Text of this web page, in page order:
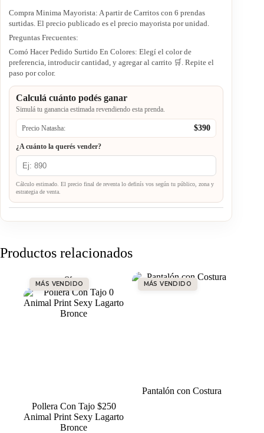
Compra Minima Mayorista: A partir de Carritos con 6 prendas
surtidas. El precio publicado es el precio mayorista por unidad.
Preguntas Frecuentes:
Comó Hacer Pedido Surtido En Colores: Elegí el color de
preferencia, introducir cantidad, y agregar al carrito 🛒. Repite el
paso por color.
Calculá cuánto podés ganar
Simulá tu ganancia estimada revendiendo esta prenda.
Precio Natasha: $390
¿A cuánto la querés vender?
Cálculo estimado. El precio final de reventa lo definís vos según tu público, zona y
estrategia de venta.
Productos relacionados
Oferta
MÁS VENDIDO
Pollera Con Tajo $250
Animal Print Sexy Lagarto
Bronce
MÁS VENDIDO
Pantalón con Costura